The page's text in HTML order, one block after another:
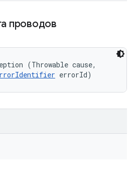
проводов
(Throwable cause,
errorId)